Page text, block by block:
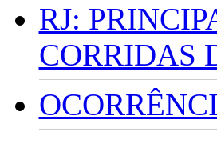
RJ:
CORRIDAS